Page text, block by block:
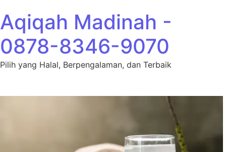
Aqiqah Madinah -
0878-8346-9070
Pilih yang Halal, Berpengalaman, dan Terbaik